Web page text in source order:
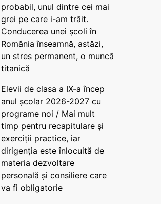
probabil, unul dintre cei mai
grei pe care i-am trăit.
Conducerea unei școli în
România înseamnă, astăzi,
un stres permanent, o muncă
titanică
Elevii de clasa a IX-a încep
anul școlar 2026-2027 cu
programe noi / Mai mult
timp pentru recapitulare și
exerciții practice, iar
dirigenția este înlocuită de
materia dezvoltare
personală și consiliere care
va fi obligatorie